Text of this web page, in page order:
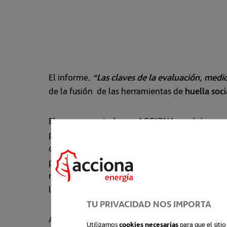
TU PRIVACIDAD NOS IMPORTA
Utilizamoscookies necesariaspara que el sitio
El informe, “Las claves de la evaluación,
de la fusión de las herramientas de huella
El caso presentado por ACCIONA en el
por la Compañía, y aplicada en el proyecto
consiste en integrar la gestión de los
proyectos, con un enfoque proactivo de
responsabilidad con el desarrollo y el
los que puedan resultar negativos.
ACCIONA se incorporó al proyecto '